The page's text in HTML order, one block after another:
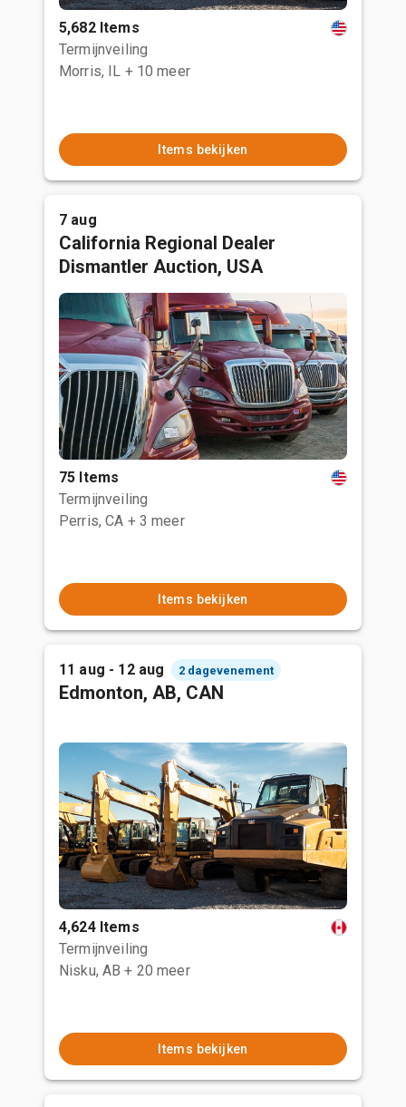
5,682 Items
Termijnveiling
Morris, IL + 10 meer
Items bekijken
7 aug
California Regional Dealer
Dismantler Auction, USA
75 Items
Termijnveiling
Perris, CA + 3 meer
Items bekijken
11 aug - 12 aug 2 dagevenement
Edmonton, AB, CAN
4,624 Items
Termijnveiling
Nisku, AB + 20 meer
Items bekijken